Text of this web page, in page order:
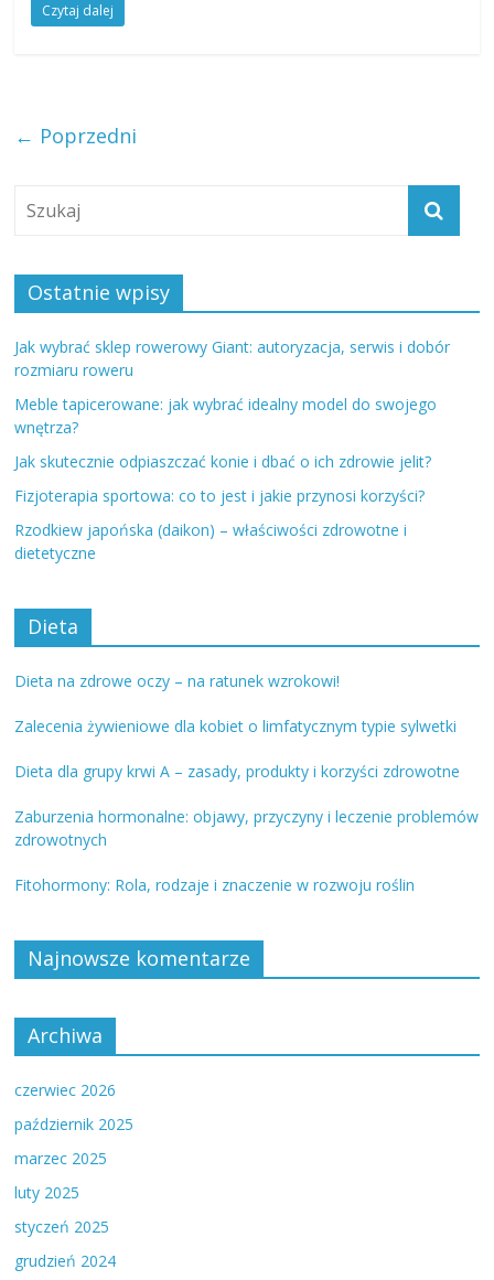
Czytaj dalej
← Poprzedni
Ostatnie wpisy
Jak wybrać sklep rowerowy Giant: autoryzacja, serwis i dobór
rozmiaru roweru
Meble tapicerowane: jak wybrać idealny model do swojego
wnętrza?
Jak skutecznie odpiaszczać konie i dbać o ich zdrowie jelit?
Fizjoterapia sportowa: co to jest i jakie przynosi korzyści?
Rzodkiew japońska (daikon) – właściwości zdrowotne i
dietetyczne
Dieta
Dieta na zdrowe oczy – na ratunek wzrokowi!
Zalecenia żywieniowe dla kobiet o limfatycznym typie sylwetki
Dieta dla grupy krwi A – zasady, produkty i korzyści zdrowotne
Zaburzenia hormonalne: objawy, przyczyny i leczenie problemów
zdrowotnych
Fitohormony: Rola, rodzaje i znaczenie w rozwoju roślin
Najnowsze komentarze
Archiwa
czerwiec 2026
październik 2025
marzec 2025
luty 2025
styczeń 2025
grudzień 2024